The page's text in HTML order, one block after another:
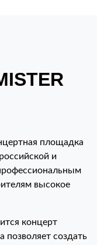
площадка
и
высокое
концерт
позволяет создать